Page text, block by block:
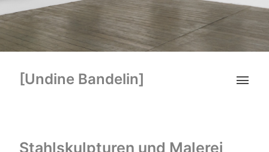
[Undine Bandelin]
Stahlskulpturen und Malerei